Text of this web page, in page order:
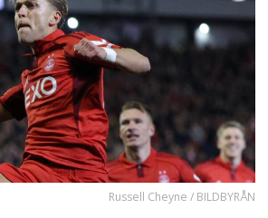
Russell Cheyne / BILDBYRÅN